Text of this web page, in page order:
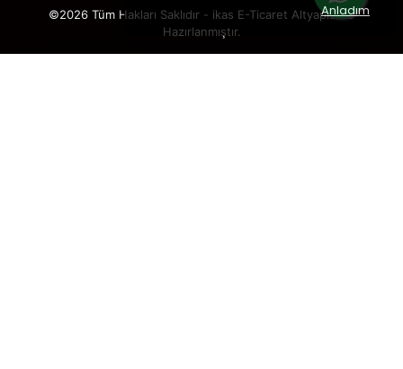
Anladım
©2026 Tüm Hakları Saklıdır - ikas E-Ticaret Altyapısı ile
Hazırlanmıştır.